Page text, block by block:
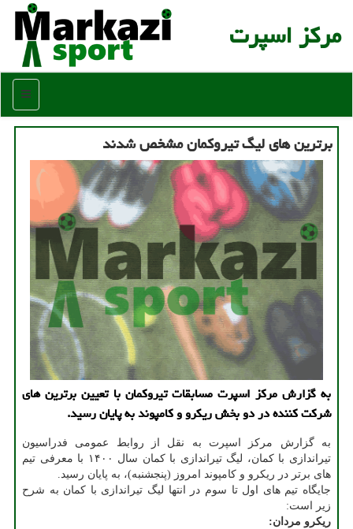
مركز اسپرت
منو
برترین های لیگ تیروکمان مشخص شدند
به گزارش مرکز اسپرت مسابقات تیروکمان با تعیین برترین های
شرکت کننده در دو بخش ریکرو و کامپوند به پایان رسید.
به گزارش مرکز اسپرت به نقل از روابط عمومی فدراسیون
تیراندازی با کمان، لیگ تیراندازی با کمان سال ۱۴۰۰ با معرفی تیم
های برتر در ریکرو و کامپوند امروز (پنجشنبه)، به پایان رسید.
جایگاه تیم های اول تا سوم در انتها لیگ تیراندازی با کمان به شرح
زیر است:
ریکرو مردان: